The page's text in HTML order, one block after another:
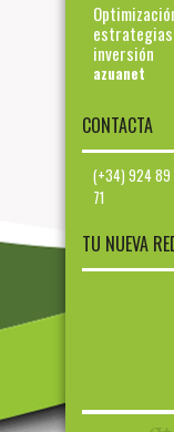
inversión
azuanet
CONTACTA
(+34) 924 89
71
TU NUEVA